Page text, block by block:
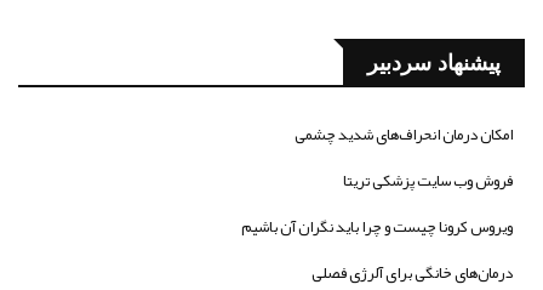
پیشنهاد سردبیر
امکان درمان انحراف‌های شدید چشمی
فروش وب سایت پزشکی تریتا
ویروس کرونا چیست و چرا باید نگران آن باشیم
درمان‌های خانگی برای آلرژی فصلی